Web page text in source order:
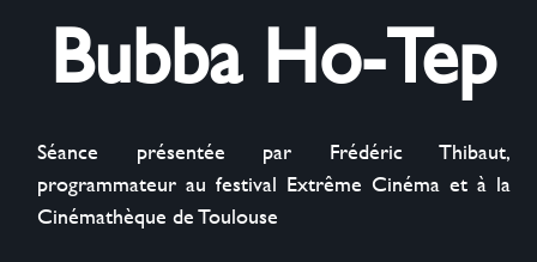
Bubba Ho-Tep
Séance présentée par Frédéric Thibaut,
programmateur au festival Extrême Cinéma et à la
Cinémathèque de Toulouse